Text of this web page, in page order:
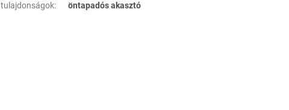
tulajdonságok: öntapadós akasztó